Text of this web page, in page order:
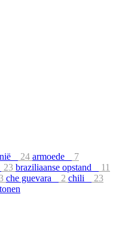
24 armoede
7
23 braziliaanse opstand
11
che guevara 2 chili
23